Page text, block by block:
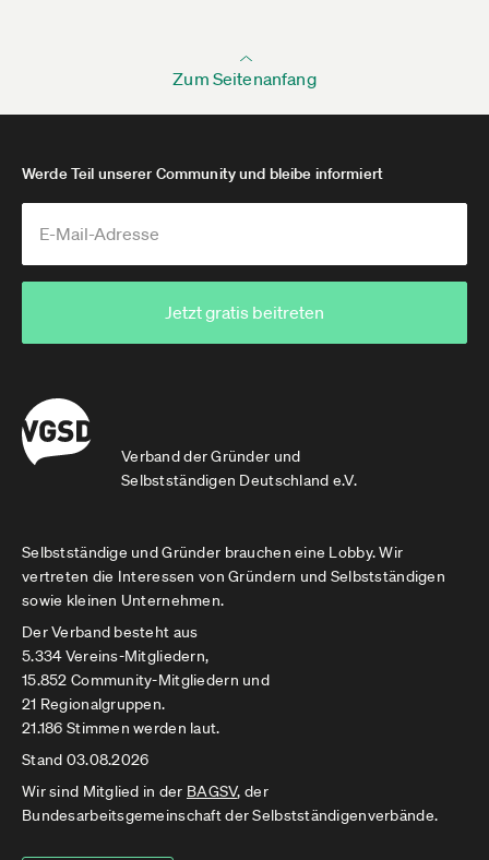
Zum Seitenanfang
Verband der Gründer und
Selbstständigen Deutschland e.V.
Werde Teil unserer Community und bleibe informiert
Jetzt gratis beitreten
Selbstständige und Gründer brauchen eine Lobby. Wir
vertreten die Interessen von Gründern und Selbstständigen
sowie kleinen Unternehmen.
Der Verband besteht aus
5.334 Vereins-Mitgliedern,
15.852 Community-Mitgliedern und
21 Regionalgruppen.
21.186 Stimmen werden laut.
Stand 03.08.2026
Wir sind Mitglied in der BAGSV, der
Bundesarbeitsgemeinschaft der Selbstständigenverbände.